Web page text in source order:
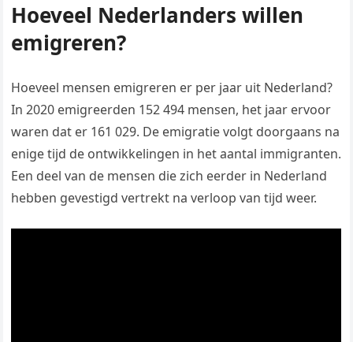
Hoeveel Nederlanders willen
emigreren?
Hoeveel mensen emigreren er per jaar uit Nederland?
In 2020 emigreerden 152 494 mensen, het jaar ervoor
waren dat er 161 029. De emigratie volgt doorgaans na
enige tijd de ontwikkelingen in het aantal immigranten.
Een deel van de mensen die zich eerder in Nederland
hebben gevestigd vertrekt na verloop van tijd weer.